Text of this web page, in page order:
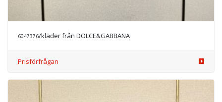
6047376/kläder från DOLCE&GABBANA
Prisförfrågan